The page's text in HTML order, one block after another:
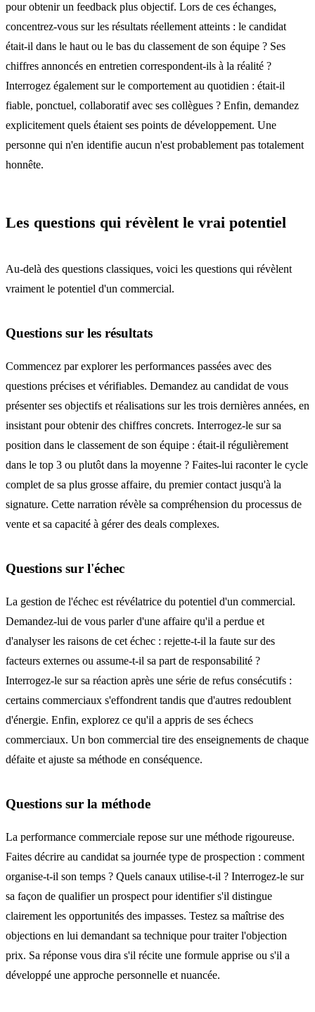
pour obtenir un feedback plus objectif. Lors de ces échanges,
concentrez-vous sur les résultats réellement atteints : le candidat
était-il dans le haut ou le bas du classement de son équipe ? Ses
chiffres annoncés en entretien correspondent-ils à la réalité ?
Interrogez également sur le comportement au quotidien : était-il
fiable, ponctuel, collaboratif avec ses collègues ? Enfin, demandez
explicitement quels étaient ses points de développement. Une
personne qui n'en identifie aucun n'est probablement pas totalement
honnête.
Les questions qui révèlent le vrai potentiel
Au-delà des questions classiques, voici les questions qui révèlent
vraiment le potentiel d'un commercial.
Questions sur les résultats
Commencez par explorer les performances passées avec des
questions précises et vérifiables. Demandez au candidat de vous
présenter ses objectifs et réalisations sur les trois dernières années, en
insistant pour obtenir des chiffres concrets. Interrogez-le sur sa
position dans le classement de son équipe : était-il régulièrement
dans le top 3 ou plutôt dans la moyenne ? Faites-lui raconter le cycle
complet de sa plus grosse affaire, du premier contact jusqu'à la
signature. Cette narration révèle sa compréhension du processus de
vente et sa capacité à gérer des deals complexes.
Questions sur l'échec
La gestion de l'échec est révélatrice du potentiel d'un commercial.
Demandez-lui de vous parler d'une affaire qu'il a perdue et
d'analyser les raisons de cet échec : rejette-t-il la faute sur des
facteurs externes ou assume-t-il sa part de responsabilité ?
Interrogez-le sur sa réaction après une série de refus consécutifs :
certains commerciaux s'effondrent tandis que d'autres redoublent
d'énergie. Enfin, explorez ce qu'il a appris de ses échecs
commerciaux. Un bon commercial tire des enseignements de chaque
défaite et ajuste sa méthode en conséquence.
Questions sur la méthode
La performance commerciale repose sur une méthode rigoureuse.
Faites décrire au candidat sa journée type de prospection : comment
organise-t-il son temps ? Quels canaux utilise-t-il ? Interrogez-le sur
sa façon de qualifier un prospect pour identifier s'il distingue
clairement les opportunités des impasses. Testez sa maîtrise des
objections en lui demandant sa technique pour traiter l'objection
prix. Sa réponse vous dira s'il récite une formule apprise ou s'il a
développé une approche personnelle et nuancée.